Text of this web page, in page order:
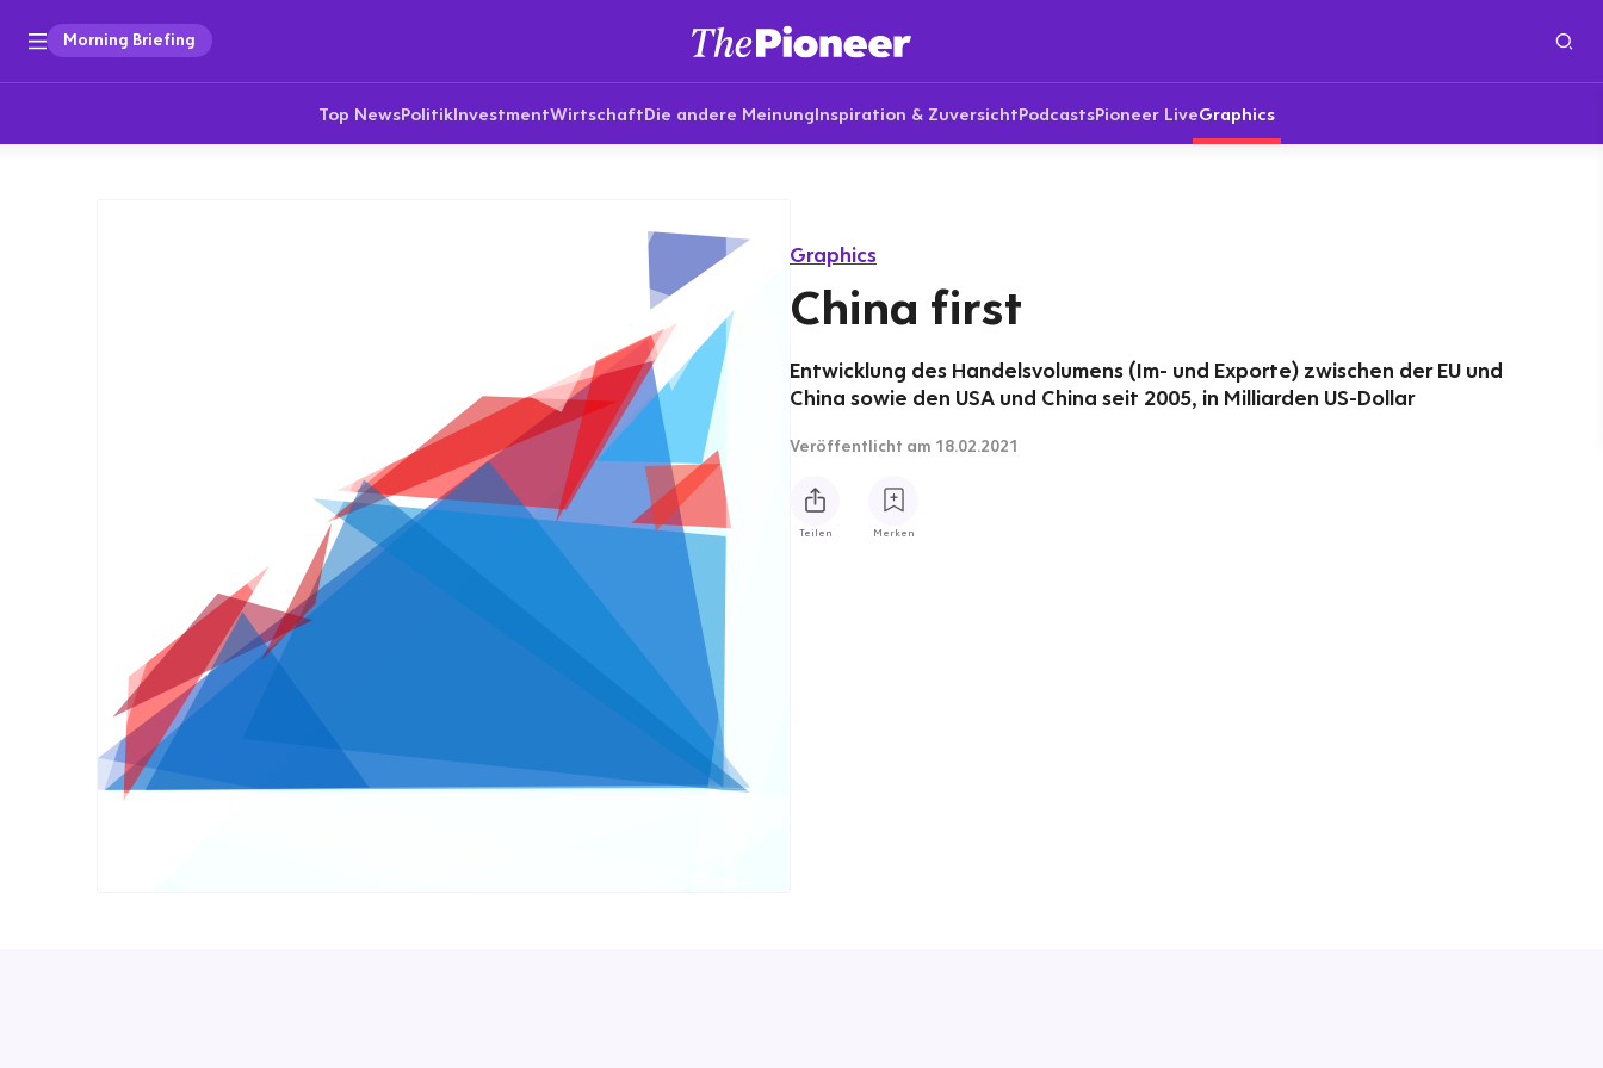
Morning Briefing
Top NewsPolitikInvestmentWirtschaftDie andere MeinungInspiration & ZuversichtPodcastsPioneer LiveGraphics
Graphics
China first
Entwicklung des Handelsvolumens (Im- und Exporte) zwischen der EU und
China sowie den USA und China seit 2005, in Milliarden US-Dollar
Veröffentlicht am 18.02.2021
Teilen Merken